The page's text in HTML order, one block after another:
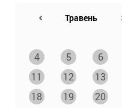
4
5 6
11
12 13
18
19 20